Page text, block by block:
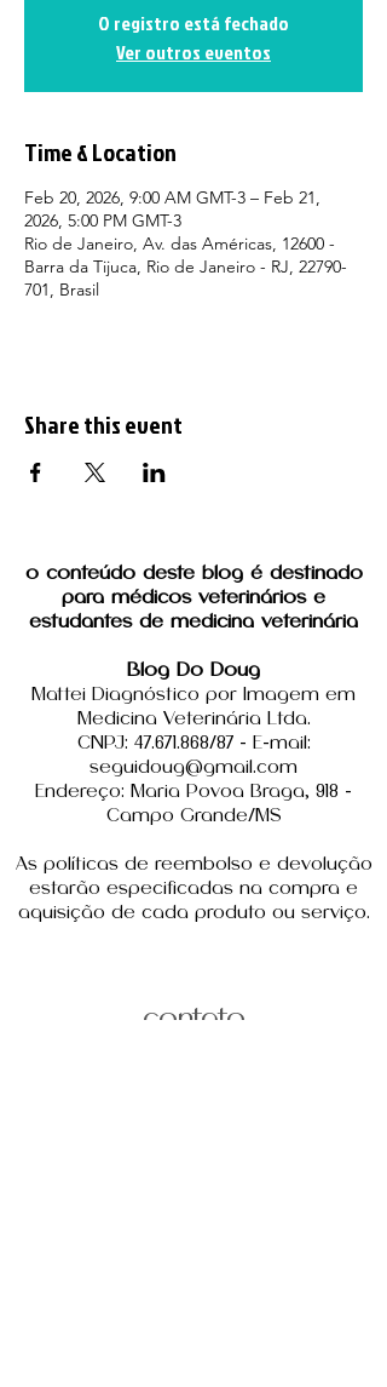
O registro está fechado
Ver outros eventos
Time & Location
Feb 20, 2026, 9:00 AM GMT-3 – Feb 21,
2026, 5:00 PM GMT-3
Rio de Janeiro, Av. das Américas, 12600 -
Barra da Tijuca, Rio de Janeiro - RJ, 22790-
701, Brasil
Share this event
o conteúdo deste blog é destinado
para médicos veterinários e
estudantes de medicina veterinária
Blog Do Doug
Mattei Diagnóstico por Imagem em
Medicina Veterinária Ltda.
CNPJ: 47.671.868/87 - E-mail:
seguidoug@gmail.com
Endereço: Maria Povoa Braga, 918 -
Campo Grande/MS
As políticas de reembolso e devolução
estarão especificadas na compra e
aquisição de cada produto ou serviço.
contato